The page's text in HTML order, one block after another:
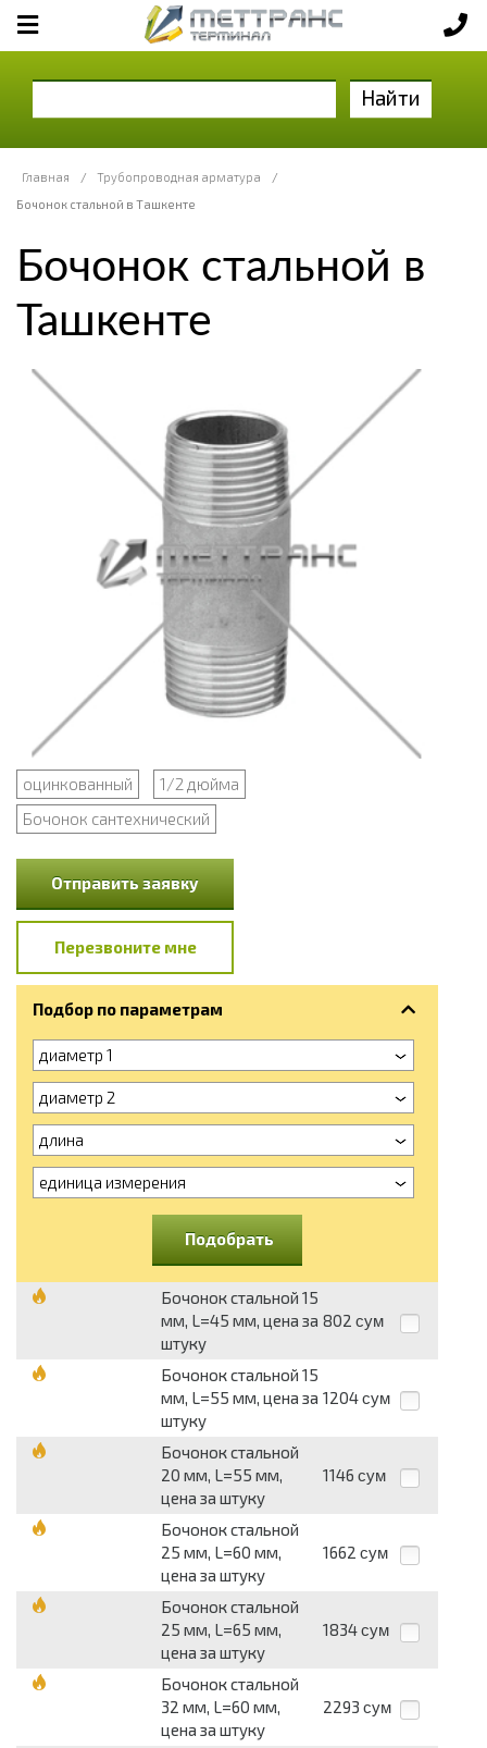
Найти
Главная / Трубопроводная арматура
/
Бочонок стальной в Ташкенте
Бочонок стальной в
Ташкенте
оцинкованный
1/2 дюйма
Бочонок сантехнический
Отправить заявку
Перезвоните мне
Подбор по параметрам
диаметр 1
диаметр 2
длина
единица измерения
Подобрать
Бочонок стальной 15
мм, L=45 мм, цена за
штуку
802 сум
Бочонок стальной 15
мм, L=55 мм, цена за
штуку
1204 сум
Бочонок стальной
20 мм, L=55 мм,
цена за штуку
1146 сум
Бочонок стальной
25 мм, L=60 мм,
цена за штуку
1662 сум
Бочонок стальной
25 мм, L=65 мм,
цена за штуку
1834 сум
Бочонок стальной
32 мм, L=60 мм,
цена за штуку
2293 сум